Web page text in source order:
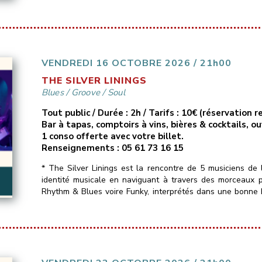
VENDREDI 16 OCTOBRE 2026 / 21h00
THE SILVER LININGS
Blues/ Groove/Soul
Tout public / Durée : 2h / Tarifs : 10€ (réservation
Bar à tapas, comptoirs à vins, bières & cocktails,
1 conso offerte avec votre billet.
Renseignements : 05 61 73 16 15
* The Silver Linings est la rencontre de 5 musiciens
identité musicale en naviguant à travers des morceaux
Rhythm & Blues voire Funky, interprétés dans une